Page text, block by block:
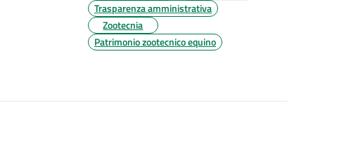
Trasparenza amministrativa
Zootecnia
Patrimonio zootecnico equino